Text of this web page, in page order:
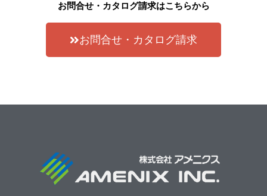
お問合せ・カタログ請求はこちらから
お問合せ・カタログ請求